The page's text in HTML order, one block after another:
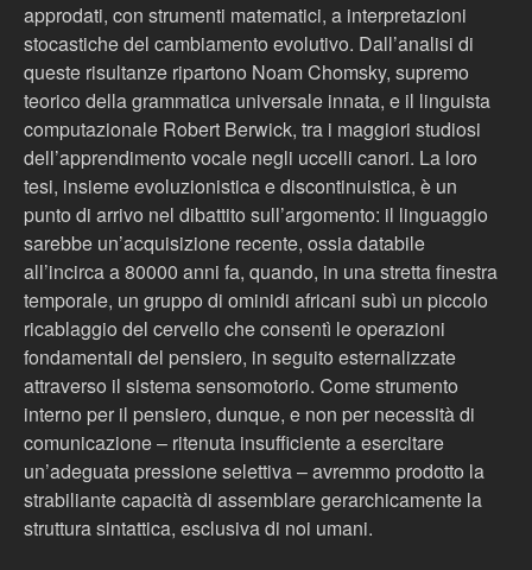
approdati, con strumenti matematici, a interpretazioni
stocastiche del cambiamento evolutivo. Dall’analisi di
queste risultanze ripartono Noam Chomsky, supremo
teorico della grammatica universale innata, e il linguista
computazionale Robert Berwick, tra i maggiori studiosi
dell’apprendimento vocale negli uccelli canori. La loro
tesi, insieme evoluzionistica e discontinuistica, è un
punto di arrivo nel dibattito sull’argomento: il linguaggio
sarebbe un’acquisizione recente, ossia databile
all’incirca a 80000 anni fa, quando, in una stretta finestra
temporale, un gruppo di ominidi africani subì un piccolo
ricablaggio del cervello che consentì le operazioni
fondamentali del pensiero, in seguito esternalizzate
attraverso il sistema sensomotorio. Come strumento
interno per il pensiero, dunque, e non per necessità di
comunicazione – ritenuta insufficiente a esercitare
un’adeguata pressione selettiva – avremmo prodotto la
strabiliante capacità di assemblare gerarchicamente la
struttura sintattica, esclusiva di noi umani.